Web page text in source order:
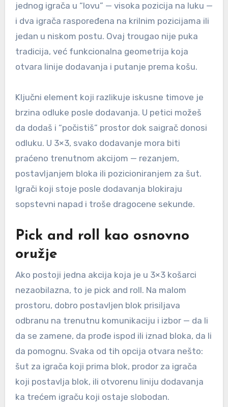
jednog igrača u “lovu” — visoka pozicija na luku —
i dva igrača raspoređena na krilnim pozicijama ili
jedan u niskom postu. Ovaj trougao nije puka
tradicija, već funkcionalna geometrija koja
otvara linije dodavanja i putanje prema košu.
Ključni element koji razlikuje iskusne timove je
brzina odluke posle dodavanja. U petici možeš
da dodaš i “počistiš” prostor dok saigrač donosi
odluku. U 3×3, svako dodavanje mora biti
praćeno trenutnom akcijom — rezanjem,
postavljanjem bloka ili pozicioniranjem za šut.
Igrači koji stoje posle dodavanja blokiraju
sopstevni napad i troše dragocene sekunde.
Pick and roll kao osnovno
oružje
Ako postoji jedna akcija koja je u 3×3 košarci
nezaobilazna, to je pick and roll. Na malom
prostoru, dobro postavljen blok prisiljava
odbranu na trenutnu komunikaciju i izbor — da li
da se zamene, da prođe ispod ili iznad bloka, da li
da pomognu. Svaka od tih opcija otvara nešto:
šut za igrača koji prima blok, prodor za igrača
koji postavlja blok, ili otvorenu liniju dodavanja
ka trećem igraču koji ostaje slobodan.